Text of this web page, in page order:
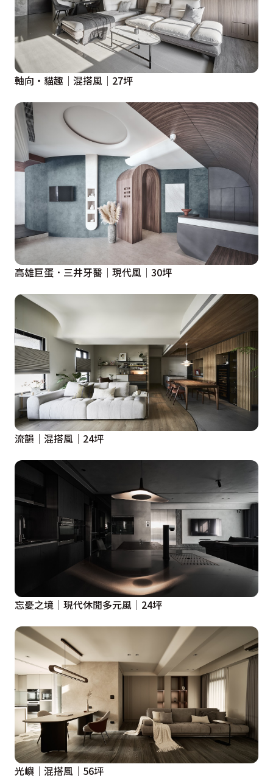
軸向‧貓趣│混搭風│27坪
高雄巨蛋．三井牙醫│現代風│30坪
流韻│混搭風│24坪
忘憂之境│現代休閒多元風│24坪
光嶼│混搭風│56坪